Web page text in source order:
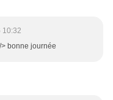
10:32
bonne journée